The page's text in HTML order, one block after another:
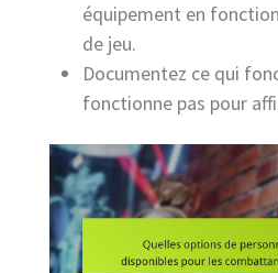
équipement en
de jeu.
Documentez ce qui
fonctionne pas pour